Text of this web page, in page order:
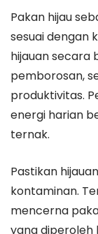
Pakan hijau
sesuai dengan
hijauan secara
pemborosan,
produktivitas.
energi harian
ternak.
Pastikan
kontaminan.
mencerna
yang diperoleh